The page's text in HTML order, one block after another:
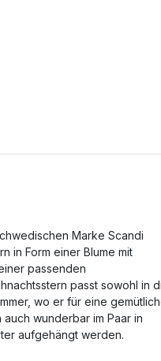
Marke Scandi
in Form einer Blume mit
passenden
passt sowohl in
wo er für eine
wunderbar im Paar in
aufgehängt werden.